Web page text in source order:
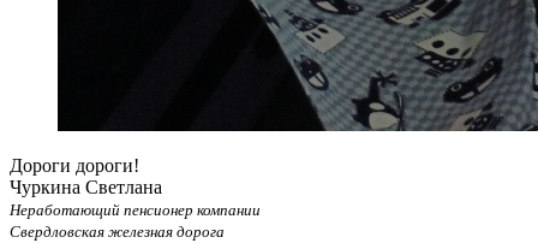
Дороги дороги!
Чуркина Светлана
Неработающий пенсионер компании
Свердловская железная дорога